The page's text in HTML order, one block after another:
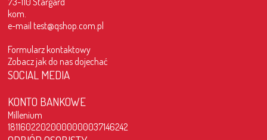
kom.
e-mailtest@qshop.com.pl
Formularz kontaktowy
Zobacz jak do nas dojechać
SOCIAL MEDIA
KONTO BANKOWE
Millenium
18116022020000000037146242